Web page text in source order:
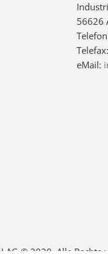
56626
eMail:
AG © 2020. Alle Rechte